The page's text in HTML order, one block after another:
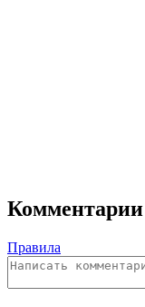
Комментарии
Правила